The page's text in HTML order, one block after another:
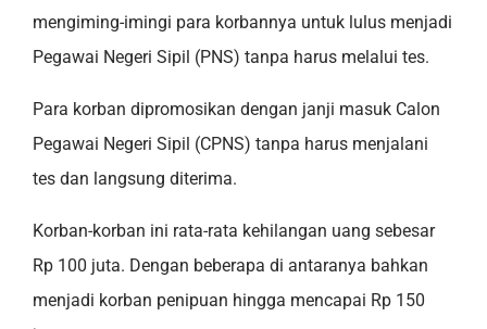
mengiming-imingi para korbannya untuk lulus menjadi
Pegawai Negeri Sipil (PNS) tanpa harus melalui tes.
Para korban dipromosikan dengan janji masuk Calon
Pegawai Negeri Sipil (CPNS) tanpa harus menjalani
tes dan langsung diterima.
Korban-korban ini rata-rata kehilangan uang sebesar
Rp 100 juta. Dengan beberapa di antaranya bahkan
menjadi korban penipuan hingga mencapai Rp 150